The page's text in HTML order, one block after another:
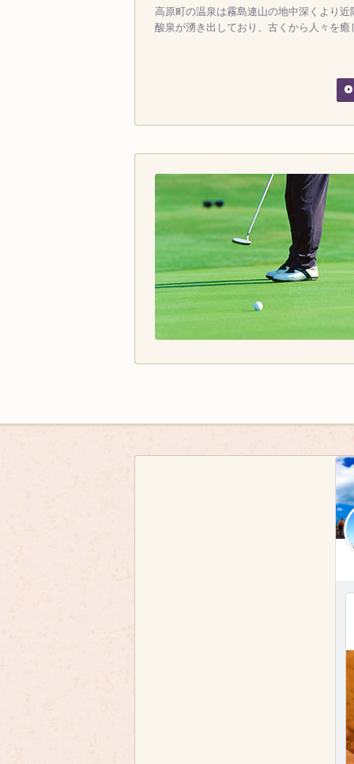
高原町の温泉は霧島連山の地中深くより近
酸泉が湧き出しており、古くから人々を癒